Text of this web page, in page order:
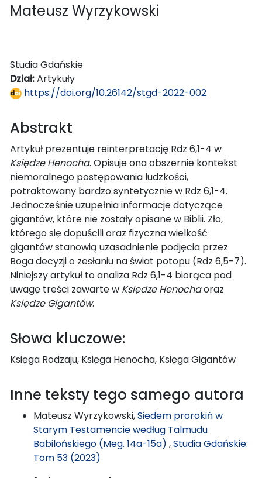
Mateusz Wyrzykowski
Studia Gdańskie
Dział:Artykuły
https://doi.org/10.26142/stgd-2022-002
Abstrakt
Artykuł prezentuje reinterpretację Rdz 6,1-4 w
Księdze Henocha. Opisuje ona obszernie kontekst
niemoralnego postępowania ludzkości,
potraktowany bardzo syntetycznie w Rdz 6,1-4.
Jednocześnie uzupełnia informacje dotyczące
gigantów, które nie zostały opisane w Biblii. Zło,
którego się dopuścili oraz fizyczna wielkość
gigantów stanowią uzasadnienie podjęcia przez
Boga decyzji o zesłaniu na świat potopu (Rdz 6,5-7).
Niniejszy artykuł to analiza Rdz 6,1-4 biorąca pod
uwagę treści zawarte w Księdze Henochaoraz
Księdze Gigantów.
Słowa kluczowe:
Księga Rodzaju, Księga Henocha, Księga Gigantów
Inne teksty tego samego autora
Mateusz Wyrzykowski,Siedem prorokiń w
Starym Testamencie według Talmudu
Babilońskiego (Meg. 14a-15a) ,Studia Gdańskie:
Tom 53 (2023)